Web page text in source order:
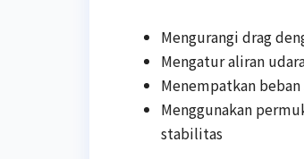
Mengurangi drag
Mengatur aliran
Menempatkan
Menggunakan
stabilitas